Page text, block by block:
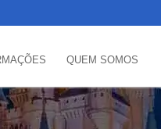
QUEM SOMOS